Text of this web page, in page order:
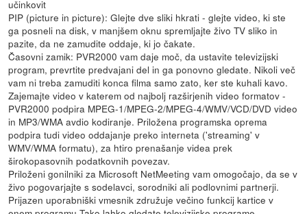
učinkovit
PIP (picture in picture): Glejte dve sliki hkrati - glejte video, ki ste
ga posneli na disk, v manjšem oknu spremljajte živo TV sliko in
pazite, da ne zamudite oddaje, ki jo čakate.
Časovni zamik: PVR2000 vam daje moč, da ustavite televizijski
program, prevrtite predvajani del in ga ponovno gledate. Nikoli več
vam ni treba zamuditi konca filma samo zato, ker ste kuhali kavo.
Zajemajte video v katerem od najbolj razširjenih video formatov -
PVR2000 podpira MPEG-1/MPEG-2/MPEG-4/WMV/VCD/DVD video
in MP3/WMA avdio kodiranje. Priložena programska oprema
podpira tudi video oddajanje preko interneta ('streaming' v
WMV/WMA formatu), za htiro prenašanje videa prek
širokopasovnih podatkovnih povezav.
Priloženi gonilniki za Microsoft NetMeeting vam omogočajo, da se v
živo pogovarjajte s sodelavci, sorodniki ali podlovnimi partnerji.
Prijazen uporabniški vmesnik združuje večino funkcij kartice v